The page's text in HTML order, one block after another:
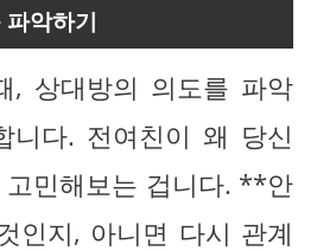
악하기
, 상대방의 의도를 파악
니다. 전여친이 왜 당신
고민해보는 겁니다. **안
인지, 아니면 다시 관계